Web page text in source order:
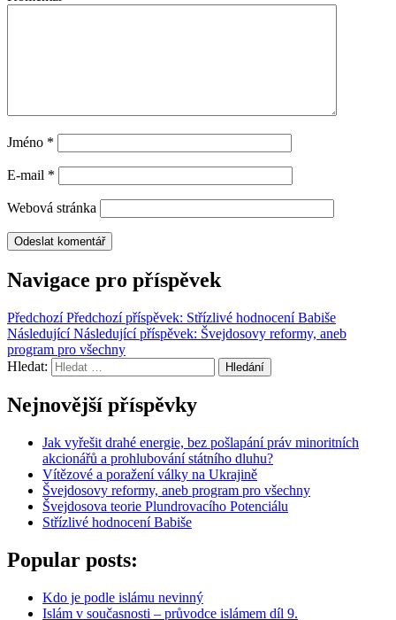
Jméno *
E-mail *
Webová stránka
Navigace pro příspěvek
Předchozí Předchozí příspěvek: Střízlivé hodnocení Babiše
Následující Následující příspěvek: Švejdosovy reformy, aneb
program pro všechny
Hledat:
Hledání
Nejnovější příspěvky
Jak vyřešit drahé energie, bez pošlapání práv minoritních
akcionářů a prohlubování státního dluhu?
Vítězové a poražení války na Ukrajině
Švejdosovy reformy, aneb program pro všechny
Švejdosova teorie Plundrovacího Potenciálu
Střízlivé hodnocení Babiše
Popular posts:
Kdo je podle islámu nevinný
Islám v současnosti – průvodce islámem díl 9.